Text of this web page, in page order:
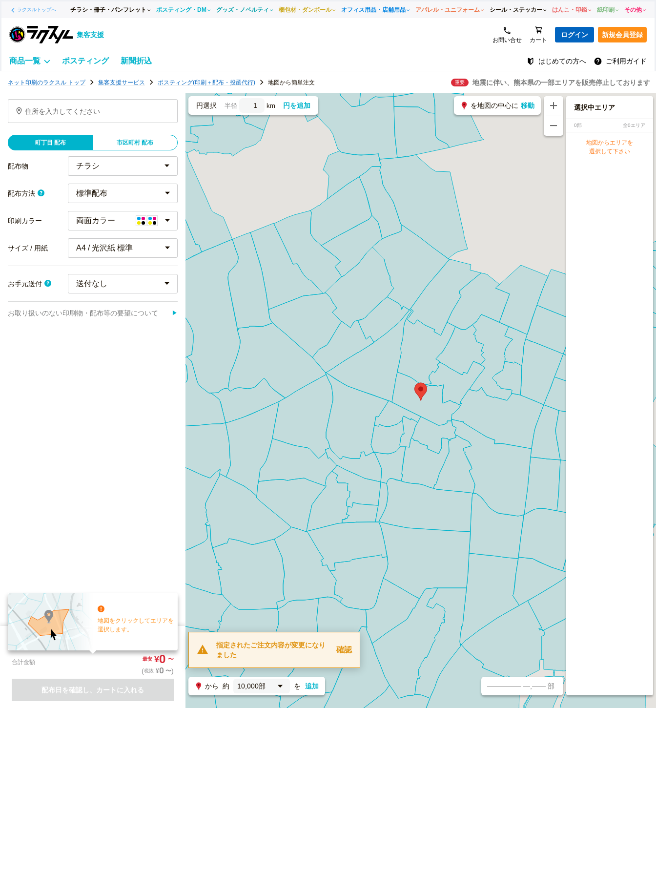
ラクスルトップへ チラシ・冊子・パンフレット ポスティング・DM グッズ・ノベルティ 梱包材・ダンボール オフィス用品・店舗用品 アパレル・ユニフォーム シール・ステッカー はんこ・印鑑 紙印刷 その他
集客支援
お問い合せ カート
ログイン 新規会員登録
商品一覧 ポスティング 新聞折込 はじめての方へ ご利用ガイド
テ
グ
ラ
ネット印刷のラクスル トップ 集客支援サービス ポスティング(印刷＋配布・投函代行) 地図から簡単注文 重要 地震に伴い、熊本県の一部エリアを販売停止しております
住所を入力してください
町丁目 配布 市区町村 配布
配布物
配布方法 標準配布
印刷カラー 両面カラー
サイズ / 用紙 A4 / 光沢紙 標準
お手元送付
お取り扱いのない印刷物・配布等の要望について ▶
地図をクリックしてエリアを
選択します。
配布部数
お手元送付
合計金額 最安 ¥0 〜
(税抜 ¥0 〜)
配布日を確認し、カートに入れる
円選択 半径 km 円を追加
指定されたご注文内容が変更になり
ました
確認
から 約 10,000部 を 追加
を地図の中心に 移動
————— —,—— 部
選択中エリア
0部 全0エリア
地図からエリアを
選択して下さい